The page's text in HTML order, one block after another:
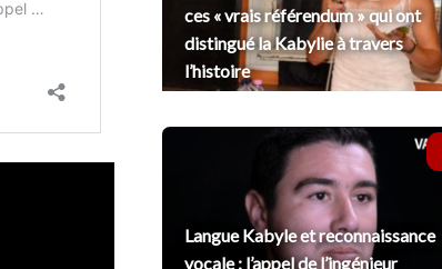
ces « vrais référendum » qui ont
distingué la Kabylie à travers
l’histoire
Langue Kabyle et reconnaissance
vocale : l’appel de l’ingénieur